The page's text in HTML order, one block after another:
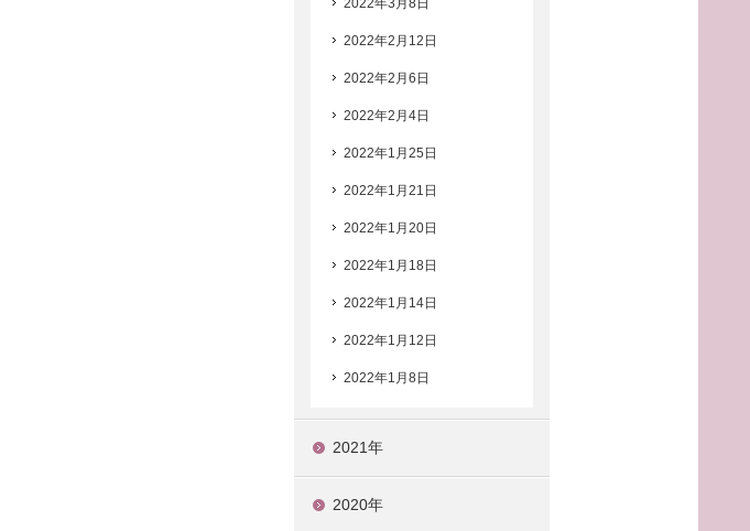
2022年3月8日
2022年2月12日
2022年2月6日
2022年2月4日
2022年1月25日
2022年1月21日
2022年1月20日
2022年1月18日
2022年1月14日
2022年1月12日
2022年1月8日
2021年
2020年